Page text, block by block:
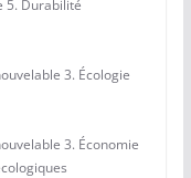
5. Durabilité
3. Écologie
3. Économie